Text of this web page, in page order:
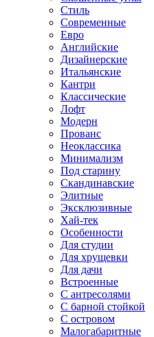
Стиль
Современные
Евро
Английские
Дизайнерские
Итальянские
Кантри
Классические
Лофт
Модерн
Прованс
Неоклассика
Минимализм
Под старину
Скандинавские
Элитные
Эксклюзивные
Хай-тек
Особенности
Для студии
Для хрущевки
Для дачи
Встроенные
С антресолями
С барной стойкой
С островом
Малогабаритные